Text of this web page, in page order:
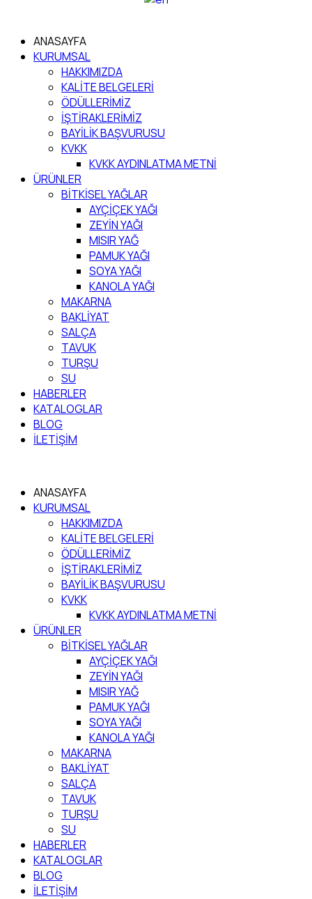
ANASAYFA
KURUMSAL
HAKKIMIZDA
KALİTE BELGELERİ
ÖDÜLLERİMİZ
İŞTİRAKLERİMİZ
BAYİLİK BAŞVURUSU
KVKK
KVKK AYDINLATMA METNİ
ÜRÜNLER
BİTKİSEL YAĞLAR
AYÇİÇEK YAĞI
ZEYİN YAĞI
MISIR YAĞ
PAMUK YAĞI
SOYA YAĞI
KANOLA YAĞI
MAKARNA
BAKLİYAT
SALÇA
TAVUK
TURŞU
SU
HABERLER
KATALOGLAR
BLOG
İLETİŞİM
ANASAYFA
KURUMSAL
HAKKIMIZDA
KALİTE BELGELERİ
ÖDÜLLERİMİZ
İŞTİRAKLERİMİZ
BAYİLİK BAŞVURUSU
KVKK
KVKK AYDINLATMA METNİ
ÜRÜNLER
BİTKİSEL YAĞLAR
AYÇİÇEK YAĞI
ZEYİN YAĞI
MISIR YAĞ
PAMUK YAĞI
SOYA YAĞI
KANOLA YAĞI
MAKARNA
BAKLİYAT
SALÇA
TAVUK
TURŞU
SU
HABERLER
KATALOGLAR
BLOG
İLETİŞİM